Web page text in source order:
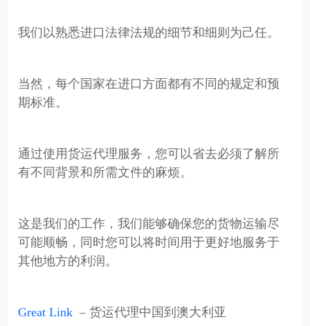
我们以熟悉进口法律法规的细节和细则为己任。
当然，每个国家在进口方面都有不同的规定和预
期标准。
通过使用货运代理服务，您可以省去必须了解所
有不同背景和所需文件的麻烦。
这是我们的工作，我们能够确保您的货物运输尽
可能顺畅，同时您可以将时间用于更好地服务于
其他地方的利润。
Great Link – 货运代理中国到澳大利亚